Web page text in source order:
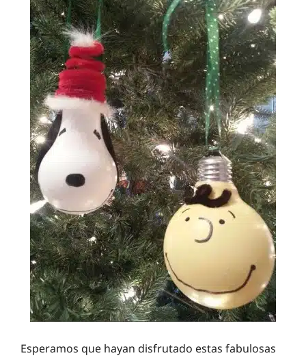
Esperamos que hayan disfrutado estas fabulosas